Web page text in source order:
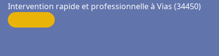
Intervention rapide et professionnelle à Vias (34450)